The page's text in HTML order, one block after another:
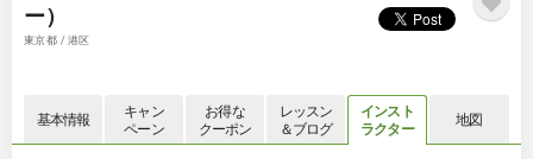
ー）
東京都 / 港区
基本情報
キャン
ペーン
お得な
クーポン
レッスン
＆ブログ
インスト
ラクター
地図